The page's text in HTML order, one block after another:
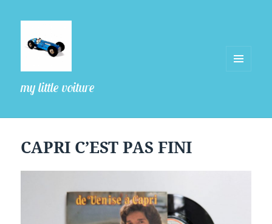
my little voiture
CAPRI C’EST PAS FINI